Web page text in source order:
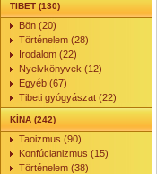
TIBET (130)
Bön (20)
Történelem (28)
Irodalom (22)
Nyelvkönyvek (12)
Egyéb (67)
Tibeti gyógyászat (22)
KÍNA (242)
Taoizmus (90)
Konfúcianizmus (15)
Történelem (38)